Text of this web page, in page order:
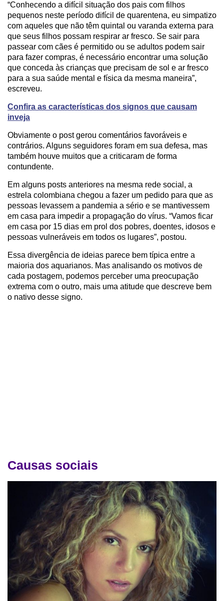
“Conhecendo a difícil situação dos pais com filhos
pequenos neste período difícil de quarentena, eu simpatizo
com aqueles que não têm quintal ou varanda externa para
que seus filhos possam respirar ar fresco. Se sair para
passear com cães é permitido ou se adultos podem sair
para fazer compras, é necessário encontrar uma solução
que conceda às crianças que precisam de sol e ar fresco
para a sua saúde mental e física da mesma maneira”,
escreveu.
Confira as características dos signos que causam
inveja
Obviamente o post gerou comentários favoráveis e
contrários. Alguns seguidores foram em sua defesa, mas
também houve muitos que a criticaram de forma
contundente.
Em alguns posts anteriores na mesma rede social, a
estrela colombiana chegou a fazer um pedido para que as
pessoas levassem a pandemia a sério e se mantivessem
em casa para impedir a propagação do vírus. “Vamos ficar
em casa por 15 dias em prol dos pobres, doentes, idosos e
pessoas vulneráveis em todos os lugares”, postou.
Essa divergência de ideias parece bem típica entre a
maioria dos aquarianos. Mas analisando os motivos de
cada postagem, podemos perceber uma preocupação
extrema com o outro, mais uma atitude que descreve bem
o nativo desse signo.
Causas sociais